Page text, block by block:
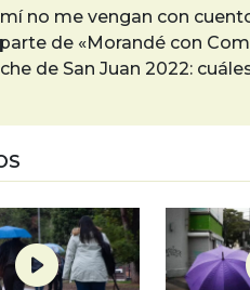
mí no me vengan con
de «Morandé con
de San Juan 2022: